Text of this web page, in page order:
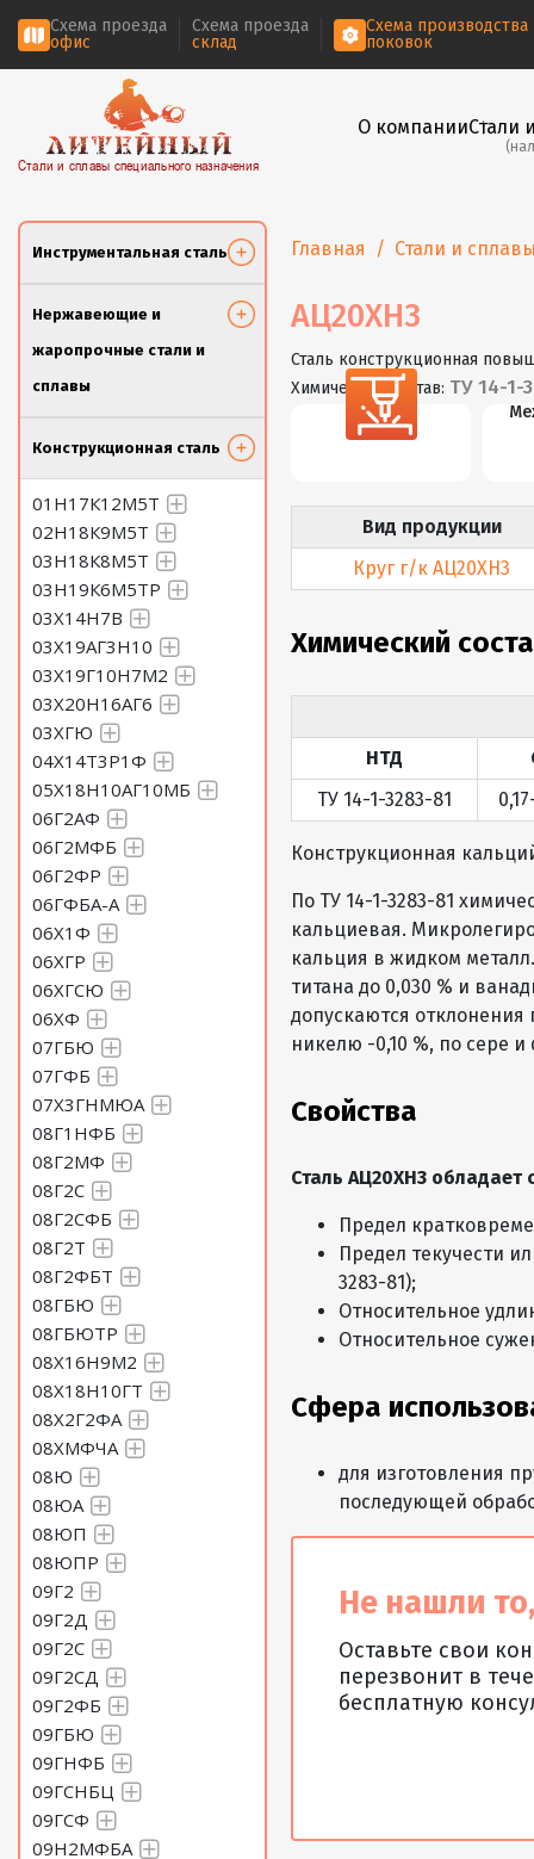
Схема проезда
офис
Схема проезда
склад
Схема производства
поковок
Стали и сплавы специального назначения
О компанииСтали
Инструментальная сталь
Нержавеющие и
жаропрочные стали и
сплавы
Конструкционная сталь
01Н17К12М5Т
02Н18К9М5Т
03Н18К8М5Т
03Н19К6М5ТР
03Х14Н7В
03Х19АГ3Н10
03Х19Г10Н7М2
03Х20Н16АГ6
03ХГЮ
04Х14Т3Р1Ф
05Х18Н10АГ10МБ
06Г2АФ
06Г2МФБ
06Г2ФР
06ГФБА-А
06Х1Ф
06ХГР
06ХГСЮ
06ХФ
07ГБЮ
07ГФБ
07Х3ГНМЮА
08Г1НФБ
08Г2МФ
08Г2С
08Г2СФБ
08Г2Т
08Г2ФБТ
08ГБЮ
08ГБЮТР
08Х16Н9М2
08Х18Н10ГТ
08Х2Г2ФА
08ХМФЧА
08Ю
08ЮА
08ЮП
08ЮПР
09Г2
09Г2Д
09Г2С
09Г2СД
09Г2ФБ
09ГБЮ
09ГНФБ
09ГСНБЦ
09ГСФ
09Н2МФБА
Главная Стали и
АЦ20ХН3
Сталь конструкционная
Химический состав: ТУ 14-1-
Резка
Вид продукции
Круг г/к АЦ20ХН3
Химический
НТД
ТУ 14-1-3283-81
Конструкционная
По ТУ 14-1-3283-81
кальциевая.
кальция в жидком
титана до 0,030 % и
допускаются отклонения
никелю -0,10 %, по сере
Свойства
Сталь АЦ20ХН3
Предел
Предел текучести
3283-81);
Относительное
Относительное
Сфера
для изготовления
последующей
Не нашли
Оставьте свои
перезвонит в
бесплатную